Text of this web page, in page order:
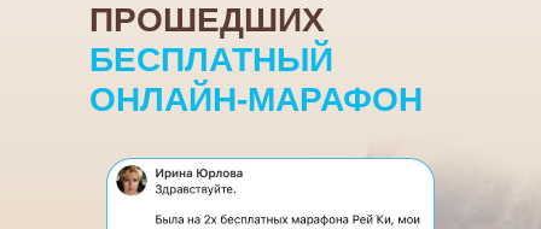
ПРОШЕДШИХ
БЕСПЛАТНЫЙ
ОНЛАЙН-МАРАФОН